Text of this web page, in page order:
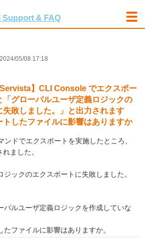
05/08 17:18
】CLI Console でエクスポー
「グローバルユーザ定義ロジックの
失敗しました。」と出力されます
トしたファイルに影響はありますか
ドでエクスポートを実施したところ、
ました。
ックのエクスポートに失敗しました。
バルユーザ定義ロジックを作成していな
ファイルに影響はありますか。